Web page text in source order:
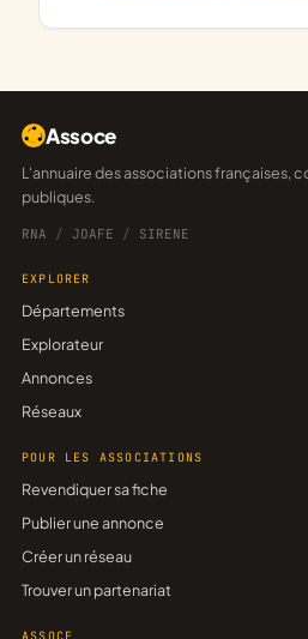
Assoce
L'annuaire des associations françaises, construit sur les données
publiques.
RNA / JOAFE / SIRENE
EXPLORER
Départements
Explorateur
Annonces
Réseaux
POUR LES ASSOCIATIONS
Revendiquer sa fiche
Publier une annonce
Créer un réseau
Trouver un partenariat